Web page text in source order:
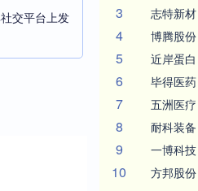
交平台上发
3 志特新材
4 博腾股份
5 近岸蛋白
6 毕得医药
7 五洲医疗
8 耐科装备
9 一博科技
10 方邦股份